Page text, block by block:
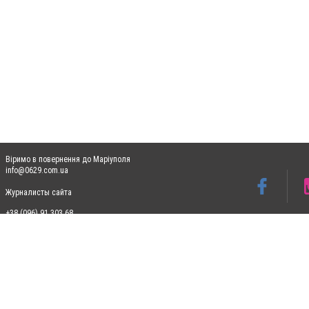
Віримо в повернення до Маріуполя
info@0629.com.ua
Журналисты сайта
+38 (096) 91 303 68